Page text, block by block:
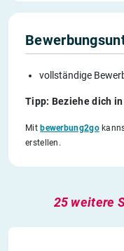
vollständige
Tipp: Beziehe dich
Mit bewerbung2go
erstellen.
25 weitere